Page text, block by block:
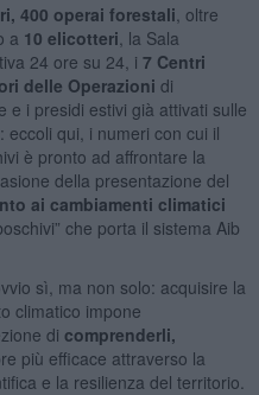
400 operai forestali , oltre
a 10 elicotteri , la Sala
24 ore su 24, i 7 Centri
delle Operazioni di
e i presidi estivi già attivati sulle
: eccoli qui, i numeri con cui il
è pronto ad affrontare la
della presentazione del
ai cambiamenti climatici
che porta il sistema Aib
sì, ma non solo: acquisire la
climatico impone
di comprenderli,
più efficace attraverso la
e la resilienza del territorio.